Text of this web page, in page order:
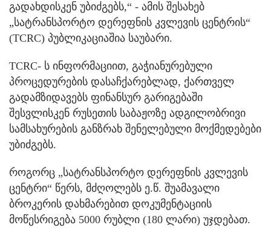
გადახდისკენ უბიძგებს,“ - ამის შესახებ
„სატრანსპორტო დერეფნის კვლევის ცენტრის“
(TCRC) პუბლიკაციაშია საუბარი.
TCRC- ს ინფორმაციით, გაჭიანურებული
პროცედურების დასაჩქარებლად, ქართველ
გადამზიდავებს ფინანსურ გარიგებაში
შესვლისკენ რუსეთის საბაჟოზე ადგილობრივი
სამსახურების განზრახ შენელებული მოქმედებები
უბიძგებს.
როგორც „სატრანსპორტო დერეფნის კვლევის
ცენტრი“ წერს, მძღოლებს ე.წ. შუამავალი
ბროკერის დახმარებით დოკუმენტაციის
მოწესრიგება 5000 რუბლი (180 ლარი) უჯდებათ.